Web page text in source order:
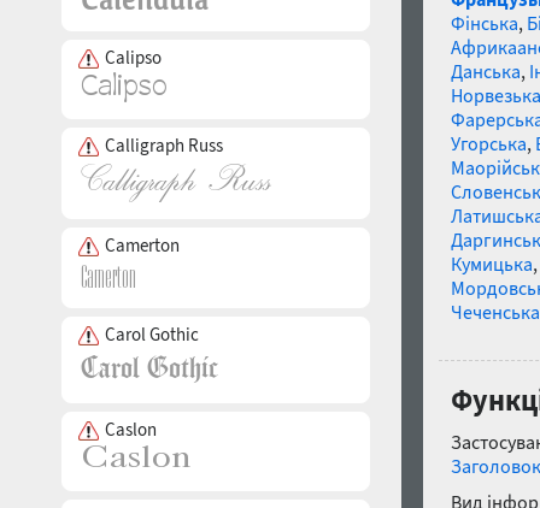
Calipso
Calligraph Russ
Camerton
Carol Gothic
Caslon
Фінська,
Данська,
Норвезька
Угорська,
Кумицька,
Чеченська
Заголовок
Вид